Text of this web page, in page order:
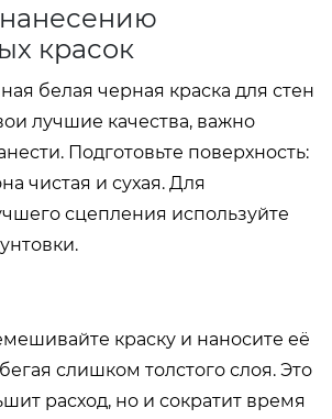
красок
белая черная краска для стен
лучшие качества, важно
Подготовьте поверхность:
чистая и сухая. Для
сцепления используйте
краску и наносите её
слишком толстого слоя. Это
расход, но и сократит время